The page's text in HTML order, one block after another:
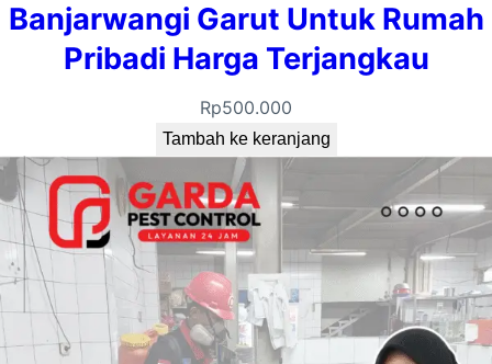
Banjarwangi Garut Untuk Rumah
Pribadi Harga Terjangkau
Rp500.000
Tambah ke keranjang